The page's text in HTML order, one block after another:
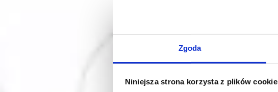
Zgoda
Niniejsza strona korzysta z plików cookie